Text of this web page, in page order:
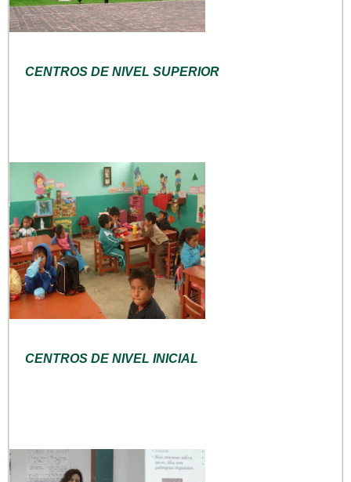
CENTROS DE NIVEL SUPERIOR
CENTROS DE NIVEL INICIAL